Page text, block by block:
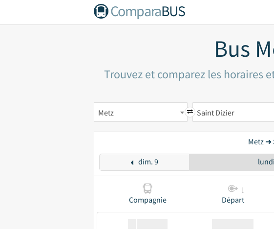
ComparaBUS
Bus
Trouvez et comparez les horaires
Metz Saint Dizier
Metz ➜
dim. 9
Compagnie Départ